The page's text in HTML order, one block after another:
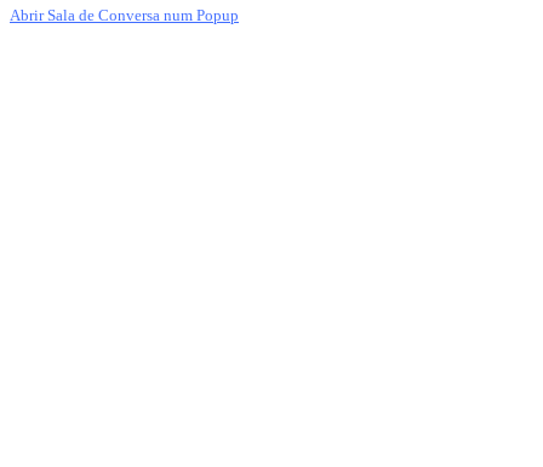
Abrir Sala de Conversa num Popup